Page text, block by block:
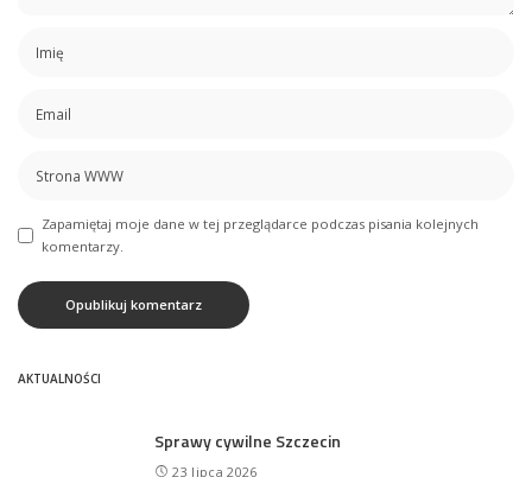
Zapamiętaj moje dane w tej przeglądarce podczas pisania kolejnych
komentarzy.
AKTUALNOŚCI
Sprawy cywilne Szczecin
23 lipca 2026